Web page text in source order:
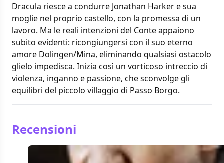
Dracula riesce a condurre Jonathan Harker e sua
moglie nel proprio castello, con la promessa di un
lavoro. Ma le reali intenzioni del Conte appaiono
subito evidenti: ricongiungersi con il suo eterno
amore Dolingen/Mina, eliminando qualsiasi ostacolo
glielo impedisca. Inizia così un vorticoso intreccio di
violenza, inganno e passione, che sconvolge gli
equilibri del piccolo villaggio di Passo Borgo.
Recensioni